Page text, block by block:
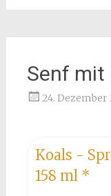
Senf mit
24. Dezember
Koals -
158 ml *